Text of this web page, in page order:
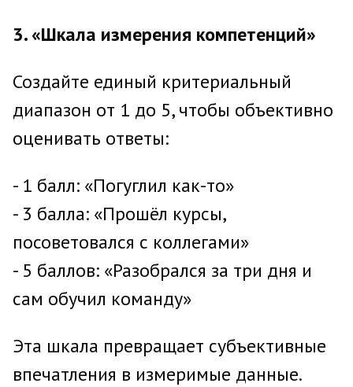
3. «Шкала измерения компетенций»
Создайте единый критериальный
диапазон от 1 до 5, чтобы объективно
оценивать ответы:
- 1 балл: «Погуглил как-то»
- 3 балла: «Прошёл курсы,
посоветовался с коллегами»
- 5 баллов: «Разобрался за три дня и
сам обучил команду»
Эта шкала превращает субъективные
впечатления в измеримые данные.